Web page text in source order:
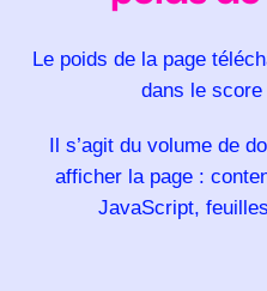
Le poids de la page
dans le score
Il s’agit du volume de
afficher la page :
JavaScript,